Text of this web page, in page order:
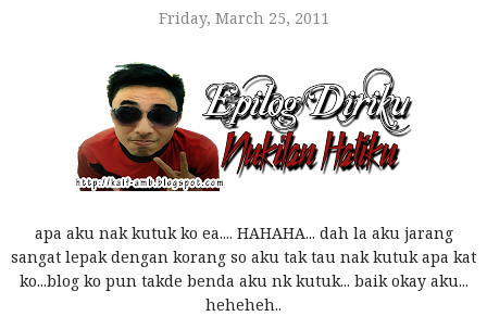
Friday, March 25, 2011
apa aku nak kutuk ko ea.... HAHAHA... dah la aku jarang
sangat lepak dengan korang so aku tak tau nak kutuk apa kat
ko...blog ko pun takde benda aku nk kutuk... baik okay aku...
heheheh..